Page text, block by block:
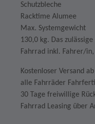
Schutzbleche
Racktime Alumee
Max. Systemgewicht
130,0 kg. Das
Fahrrad inkl. Fahrer/
Kostenloser Versand
alle Fahrräder
30 Tage freiwillige
Fahrrad Leasing über